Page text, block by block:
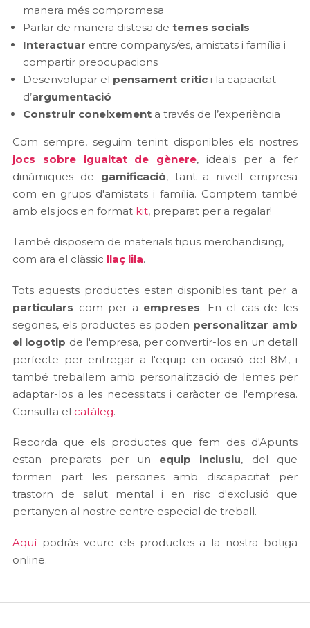
manera més compromesa
Parlar de manera distesa de temes socials
Interactuar entre companys/es, amistats i família i
compartir preocupacions
Desenvolupar el pensament crític i la capacitat
d’argumentació
Construir coneixement a través de l’experiència
Com sempre, seguim tenint disponibles els nostres
jocs sobre igualtat de gènere, ideals per a fer
dinàmiques de gamificació, tant a nivell empresa
com en grups d'amistats i família. Comptem també
amb els jocs en format kit, preparat per a regalar!
També disposem de materials tipus merchandising,
com ara el clàssic llaç lila.
Tots aquests productes estan disponibles tant per a
particulars com per a empreses. En el cas de les
segones, els productes es poden personalitzar amb
el logotip de l'empresa, per convertir-los en un detall
perfecte per entregar a l'equip en ocasió del 8M, i
també treballem amb personalització de lemes per
adaptar-los a les necessitats i caràcter de l'empresa.
Consulta el catàleg.
Recorda que els productes que fem des d'Apunts
estan preparats per un equip inclusiu, del que
formen part les persones amb discapacitat per
trastorn de salut mental i en risc d'exclusió que
pertanyen al nostre centre especial de treball.
Aquípodràs veure els productes a la nostra botiga
online.